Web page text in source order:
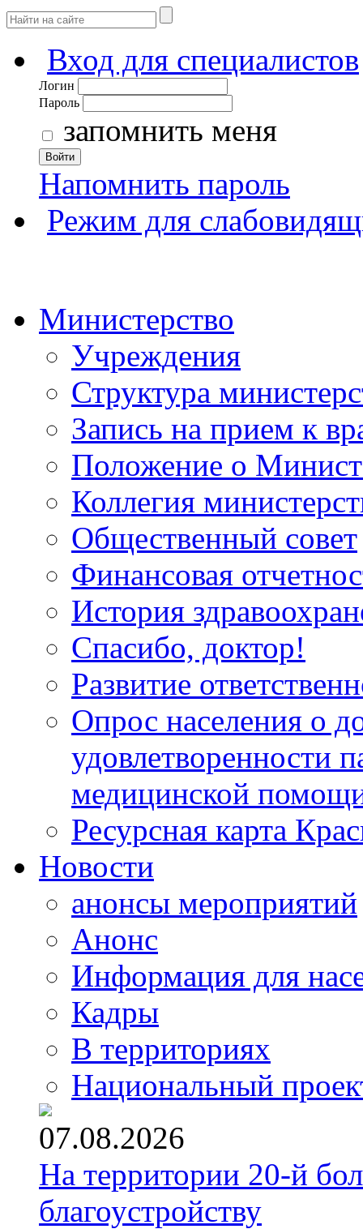
Вход для специалистов
Логин
Пароль
запомнить меня
Войти
Напомнить пароль
Режим для
Министерство
Учреждения
Структура
Запись на прием к
Положение о
Коллегия
Общественный совет
Финансовая
История
Спасибо, доктор!
Развитие
Опрос населения о
удовлетворенности
медицинской
Ресурсная карта
Новости
анонсы мероприятий
Анонс
Информация для
Кадры
В территориях
Национальный
07.08.2026
На территории 20-й
благоустройству